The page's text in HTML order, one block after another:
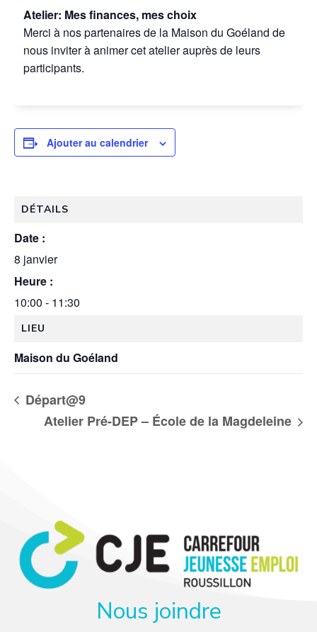
Atelier: Mes finances, mes choix
Merci à nos partenaires de la Maison du Goéland de
nous inviter à animer cet atelier auprès de leurs
participants.
Ajouter au calendrier
DÉTAILS
Date :
8 janvier
Heure :
10:00 - 11:30
LIEU
Maison du Goéland
Départ@9
Atelier Pré-DEP – École de la Magdeleine
Nous joindre